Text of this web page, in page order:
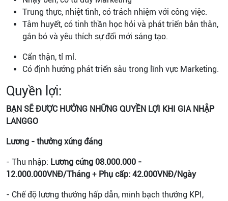
Trung thực, nhiệt tình, có trách nhiệm với công việc.
Tâm huyết, có tinh thần học hỏi và phát triển bản thân,
gắn bó và yêu thích sự đổi mới sáng tạo.
Cẩn thận, tỉ mỉ.
Có định hướng phát triển sâu trong lĩnh vực Marketing.
Quyền lợi:
BẠN SẼ ĐƯỢC HƯỞNG NHỮNG QUYỀN LỢI KHI GIA NHẬP
LANGGO
Lương - thưởng xứng đáng
- Thu nhập: Lương cứng 08.000.000 -
12.000.000VNĐ/Tháng + Phụ cấp: 42.000VNĐ/Ngày
- Chế độ lương thưởng hấp dẫn, minh bạch thưởng KPI,